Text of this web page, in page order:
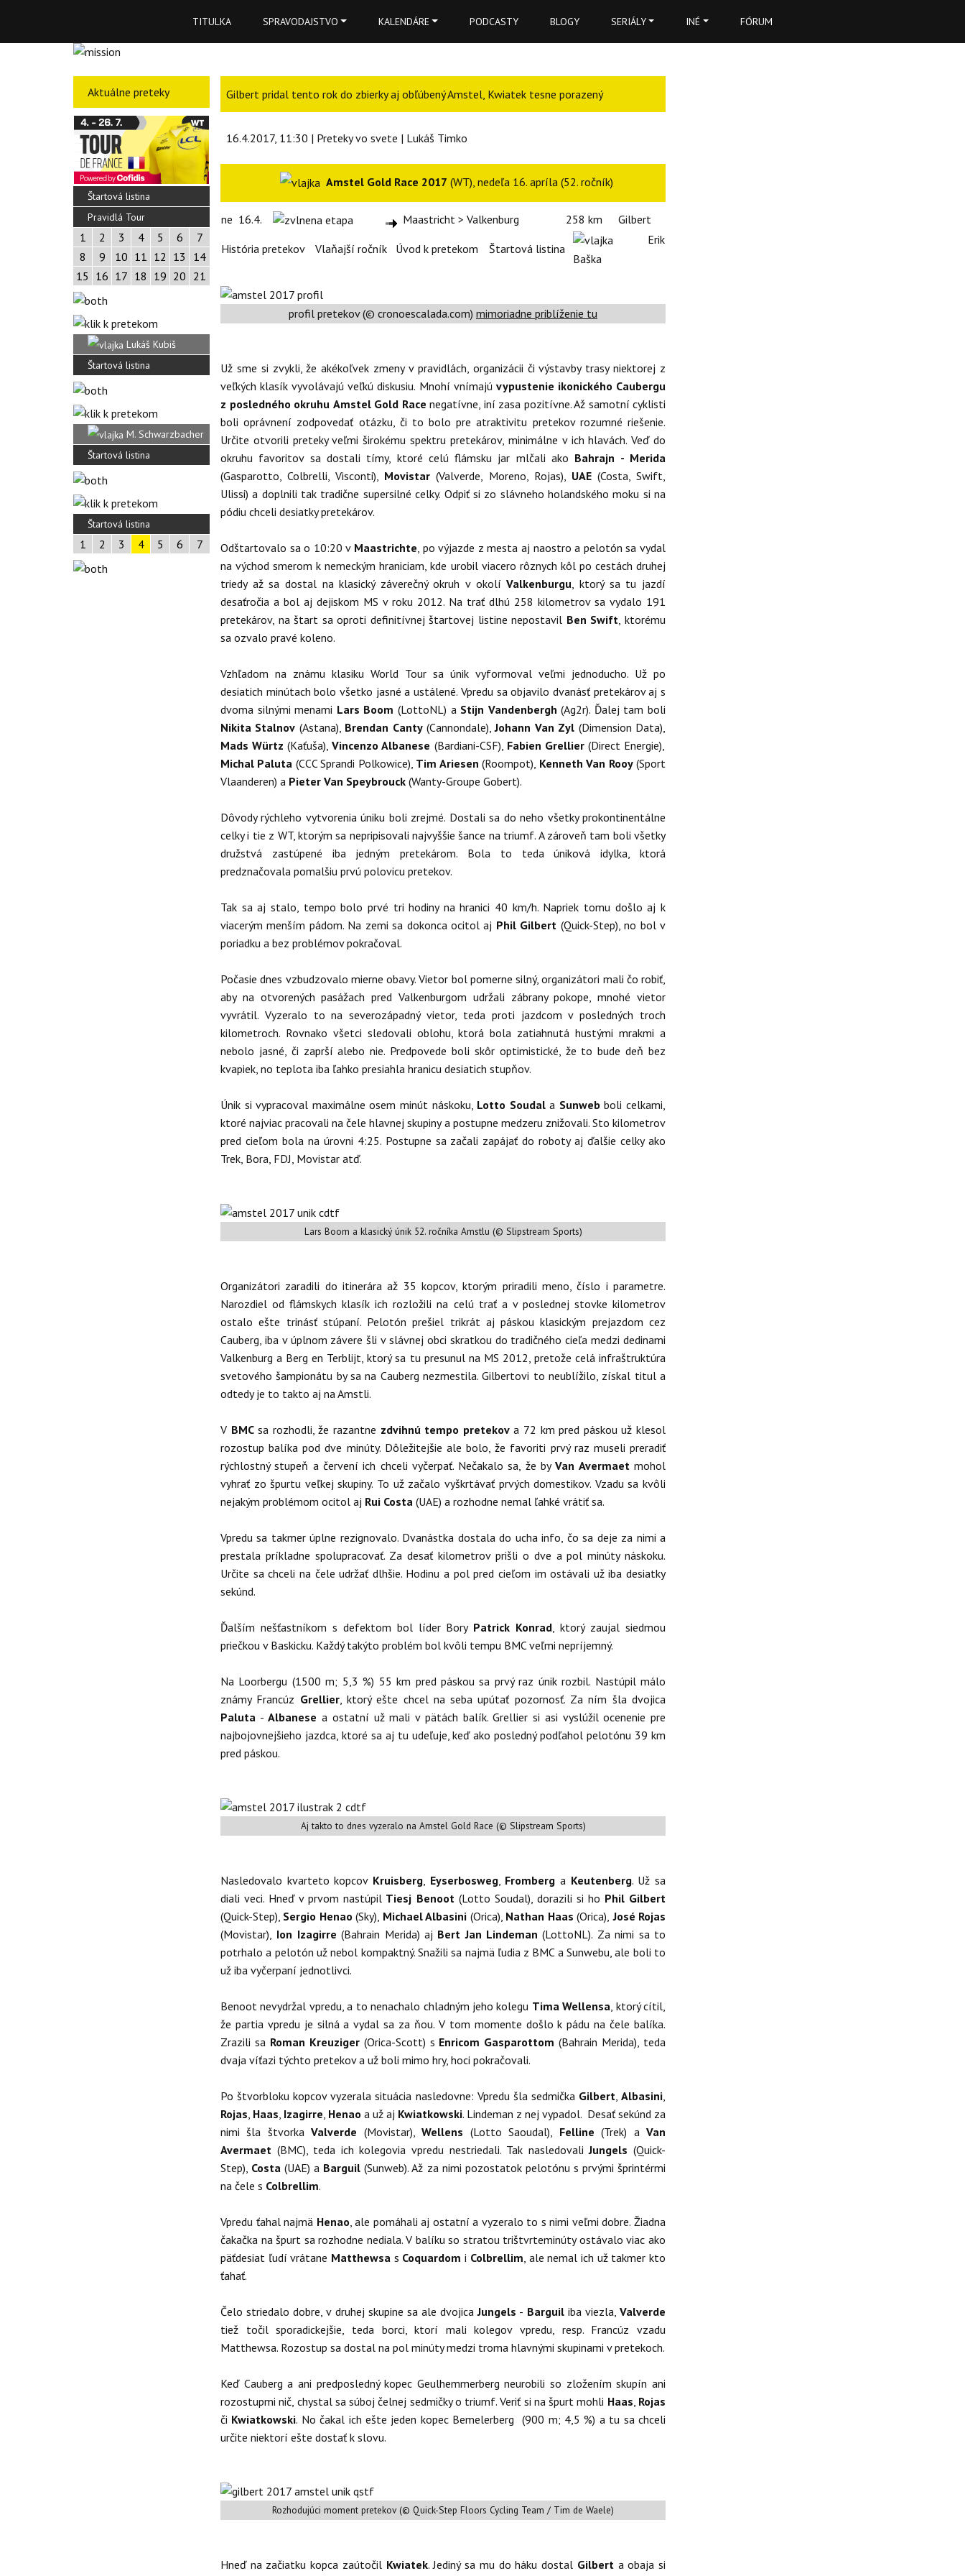
TITULKA SPRAVODAJSTVO KALENDÁRE PODCASTY BLOGY SERIÁLY INÉ FÓRUM
Aktuálne preteky
Štartová listina
Pravidlá Tour
1 2 3 4 5 6
7
8
9 10 11 12 13
14
15 16 17 18 19 20 21
Lukáš Kubiš
Štartová listina
M. Schwarzbacher
Štartová listina
Štartová listina
1 2 3 4 5 6 7
Gilbert pridal tento rok do zbierky aj obľúbený Amstel, Kwiatek tesne porazený
16.4.2017, 11:30 | Preteky vo svete | Lukáš Timko
Amstel Gold Race 2017 (WT), nedeľa 16. apríla (52. ročník)
ne 16.4. Maastricht > Valkenburg 258 km Gilbert
História pretekov Vlaňajší ročník Úvod k pretekom Štartová listina
Erik
Baška
profil pretekov (© cronoescalada.com) mimoriadne priblíženie tu
Už sme si zvykli, že akékoľvek zmeny v pravidlách, organizácii či výstavby trasy niektorej z
veľkých klasík vyvolávajú veľkú diskusiu. Mnohí vnímajú vypustenie ikonického Caubergu
z posledného okruhu Amstel Gold Race negatívne, iní zasa pozitívne. Až samotní cyklisti
boli oprávnení zodpovedať otázku, či to bolo pre atraktivitu pretekov rozumné riešenie.
Určite otvorili preteky veľmi širokému spektru pretekárov, minimálne v ich hlavách. Veď do
okruhu favoritov sa dostali tímy, ktoré celú flámsku jar mlčali ako Bahrajn - Merida
(Gasparotto, Colbrelli, Visconti), Movistar (Valverde, Moreno, Rojas), UAE(Costa, Swift,
Ulissi) a doplnili tak tradične supersilné celky. Odpiť si zo slávneho holandského moku si na
pódiu chceli desiatky pretekárov.
Odštartovalo sa o 10:20 v Maastrichte, po výjazde z mesta aj naostro a pelotón sa vydal
na východ smerom k nemeckým hraniciam, kde urobil viacero rôznych kôl po cestách druhej
triedy až sa dostal na klasický záverečný okruh v okolíValkenburgu, ktorý sa tu jazdí
desaťročia a bol aj dejiskom MS v roku 2012. Na trať dlhú 258 kilometrov sa vydalo 191
pretekárov, na štart sa oproti definitívnej štartovej listine nepostavil Ben Swift, ktorému
sa ozvalo pravé koleno.
Vzhľadom na známu klasiku World Tour sa únik vyformoval veľmi jednoducho. Už po
desiatich minútach bolo všetko jasné a ustálené. Vpredu sa objavilo dvanásť pretekárov aj s
dvoma silnými menami Lars Boom (LottoNL) aStijn Vandenbergh (Ag2r). Ďalej tam boli
Nikita Stalnov (Astana), Brendan Canty(Cannondale),Johann Van Zyl (Dimension Data),
Mads Würtz (Kaťuša),Vincenzo Albanese (Bardiani-CSF), Fabien Grellier(Direct Energie),
Michal Paluta (CCC Sprandi Polkowice), Tim Ariesen (Roompot), Kenneth Van Rooy(Sport
Vlaanderen) a Pieter Van Speybrouck (Wanty-Groupe Gobert).
Dôvody rýchleho vytvorenia úniku boli zrejmé. Dostali sa do neho všetky prokontinentálne
celky i tie z WT, ktorým sa nepripisovali najvyššie šance na triumf. A zároveň tam boli všetky
družstvá zastúpené iba jedným pretekárom. Bola to teda úniková idylka, ktorá
predznačovala pomalšiu prvú polovicu pretekov.
Tak sa aj stalo, tempo bolo prvé tri hodiny na hranici 40 km/h. Napriek tomu došlo aj k
viacerým menším pádom. Na zemi sa dokonca ocitol aj Phil Gilbert (Quick-Step), no bol v
poriadku a bez problémov pokračoval.
Počasie dnes vzbudzovalo mierne obavy. Vietor bol pomerne silný, organizátori mali čo robiť,
aby na otvorených pasážach pred Valkenburgom udržali zábrany pokope, mnohé vietor
vyvrátil. Vyzeralo to na severozápadný vietor, teda proti jazdcom v posledných troch
kilometroch. Rovnako všetci sledovali oblohu, ktorá bola zatiahnutá hustými mrakmi a
nebolo jasné, či zaprší alebo nie. Predpovede boli skôr optimistické, že to bude deň bez
kvapiek, no teplota iba ľahko presiahla hranicu desiatich stupňov.
Únik si vypracoval maximálne osem minút náskoku, Lotto Soudala Sunwebboli celkami,
ktoré najviac pracovali na čele hlavnej skupiny a postupne medzeru znižovali. Sto kilometrov
pred cieľom bola na úrovni 4:25. Postupne sa začali zapájať do roboty aj ďalšie celky ako
Trek, Bora, FDJ, Movistar atď.
Lars Boom a klasický únik 52. ročníka Amstlu (© Slipstream Sports)
Organizátori zaradili do itinerára až 35 kopcov, ktorým priradili meno, číslo i parametre.
Narozdiel od flámskych klasík ich rozložili na celú trať a v poslednej stovke kilometrov
ostalo ešte trinásť stúpaní. Pelotón prešiel trikrát aj páskou klasickým prejazdom cez
Cauberg, iba v úplnom závere šli v slávnej obci skratkou do tradičného cieľa medzi dedinami
Valkenburg a Berg en Terblijt, ktorý sa tu presunul na MS 2012, pretože celá infraštruktúra
svetového šampionátu by sa na Cauberg nezmestila. Gilbertovi to neublížilo, získal titul a
odtedy je to takto aj na Amstli.
V BMCsa rozhodli, že razantne zdvihnú tempo pretekova 72 km pred páskou už klesol
rozostup balíka pod dve minúty. Dôležitejšie ale bolo, že favoriti prvý raz museli preradiť
rýchlostný stupeň a červení ich chceli vyčerpať. Nečakalo sa, že byVan Avermaetmohol
vyhrať zo špurtu veľkej skupiny. To už začalo vyškrtávať prvých domestikov. Vzadu sa kvôli
nejakým problémom ocitol aj Rui Costa (UAE) a rozhodne nemal ľahké vrátiť sa.
Vpredu sa takmer úplne rezignovalo. Dvanástka dostala do ucha info, čo sa deje za nimi a
prestala príkladne spolupracovať. Za desať kilometrov prišli o dve a pol minúty náskoku.
Určite sa chceli na čele udržať dlhšie. Hodinu a pol pred cieľom im ostávali už iba desiatky
sekúnd.
Ďalším nešťastníkom s defektom bol líder Bory Patrick Konrad, ktorý zaujal siedmou
priečkou v Baskicku. Každý takýto problém bol kvôli tempu BMC veľmi nepríjemný.
Na Loorbergu (1500 m; 5,3 %) 55 km pred páskou sa prvý raz únik rozbil. Nastúpil málo
známy Francúz Grellier, ktorý ešte chcel na seba upútať pozornosť. Za ním šla dvojica
Paluta -Albanese a ostatní už mali v pätách balík. Grellier si asi vyslúžil ocenenie pre
najbojovnejšieho jazdca, ktoré sa aj tu udeľuje, keď ako posledný podľahol pelotónu 39 km
pred páskou.
Aj takto to dnes vyzeralo na Amstel Gold Race (© Slipstream Sports)
Nasledovalo kvarteto kopcov Kruisberg, Eyserbosweg, Fromberg a Keutenberg. Už sa
diali veci. Hneď v prvom nastúpil Tiesj Benoot(Lotto Soudal), dorazili si ho Phil Gilbert
(Quick-Step), Sergio Henao (Sky), Michael Albasini (Orica), Nathan Haas (Orica), José Rojas
(Movistar), Ion Izagirre (Bahrain Merida) aj Bert Jan Lindeman (LottoNL). Za nimi sa to
potrhalo a pelotón už nebol kompaktný. Snažili sa najmä ľudia z BMC a Sunwebu, ale boli to
už iba vyčerpaní jednotlivci.
Benoot nevydržal vpredu, a to nenachalo chladným jeho kolegu Tima Wellensa, ktorý cítil,
že partia vpredu je silná a vydal sa za ňou. V tom momente došlo k pádu na čele balíka.
Zrazili sa Roman Kreuziger(Orica-Scott) s Enricom Gasparottom (Bahrain Merida), teda
dvaja víťazi týchto pretekov a už boli mimo hry, hoci pokračovali.
Po štvorbloku kopcov vyzerala situácia nasledovne: Vpredu šla sedmička Gilbert,Albasini,
Rojas, Haas, Izagirre, Henao a už aj Kwiatkowski. Lindeman z nej vypadol. Desať sekúnd za
nimi šla štvorkaValverde (Movistar),Wellens (Lotto Saoudal), Felline (Trek) aVan
Avermaet (BMC), teda ich kolegovia vpredu nestriedali. Tak nasledovaliJungels(Quick-
Step), Costa (UAE) a Barguil(Sunweb). Až za nimi pozostatok pelotónu s prvými šprintérmi
na čele s Colbrellim.
Vpredu ťahal najmä Henao, ale pomáhali aj ostatní a vyzeralo to s nimi veľmi dobre. Žiadna
čakačka na špurt sa rozhodne nediala. V balíku so stratou trištvrteminúty ostávalo viac ako
päťdesiat ľudí vrátane Matthewsa s Coquardom i Colbrellim, ale nemal ich už takmer kto
ťahať.
Čelo striedalo dobre, v druhej skupine sa ale dvojicaJungels - Barguiliba viezla,Valverde
tiež točil sporadickejšie, teda borci, ktorí mali kolegov vpredu, resp. Francúz vzadu
Matthewsa. Rozostup sa dostal na pol minúty medzi troma hlavnými skupinami v pretekoch.
Keď Cauberg a ani predposledný kopec Geulhemmerberg neurobili so zložením skupín ani
rozostupmi nič, chystal sa súboj čelnej sedmičky o triumf. Veriť si na špurt mohli Haas, Rojas
či Kwiatkowski. No čakal ich ešte jeden kopec Bemelerberg (900 m; 4,5 %) a tu sa chceli
určite niektorí ešte dostať k slovu.
Rozhodujúci moment pretekov (© Quick-Step Floors Cycling Team / Tim de Waele)
Hneď na začiatku kopca zaútočil Kwiatek. Jediný sa mu do háku dostal Gilberta obaja si